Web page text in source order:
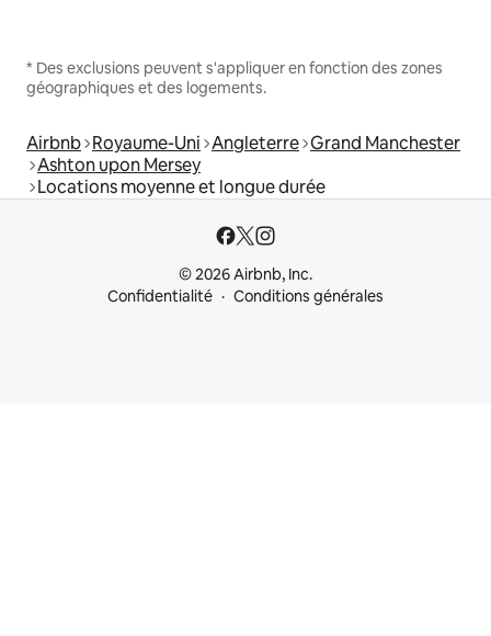
* Des exclusions peuvent s'appliquer en fonction des zones
géographiques et des logements.
Airbnb Royaume-Uni Angleterre Grand Manchester
Ashton upon Mersey
Locations moyenne et longue durée
© 2026 Airbnb, Inc.
Confidentialité
Conditions générales